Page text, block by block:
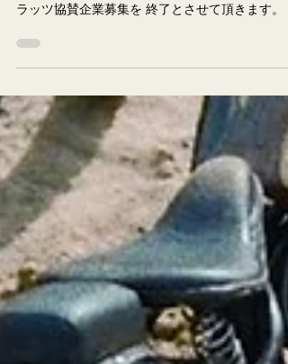
- Thank you for your SPONSORSHIP !! - 【協賛企
ラッツ協賛企業募集を 終了とさせて頂きます。
くさんのお申し込み、ご支援をいただき、 誠にあ
きるイベントとなるよう、 スタッフ一同準備を進
めています！ 開催当日を楽しみにお待ちくださ
い。 ㅤㅤㅤㅤㅤㅤㅤㅤㅤㅤㅤㅤㅤㅤㅤㅤ CHIRIHAMA SAND-FLATS ASSOCIATION . ㅤㅤㅤㅤㅤㅤㅤㅤㅤㅤㅤㅤ
#chirihamasandflats #chirihamasandflats2026 #千
浜サンドフラッツ #千里浜サンドフラッツ2026